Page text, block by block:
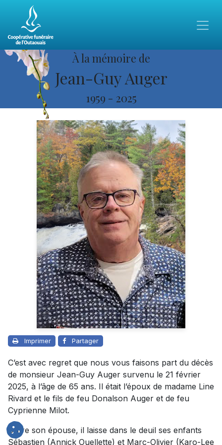
À la mémoire de
Jean-Guy Auger
1959 - 2025
Imprimer Partager
C’est avec regret que nous vous faisons part du décès
de monsieur Jean-Guy Auger survenu le 21 février
2025, à l’âge de 65 ans. Il était l’époux de madame Line
Rivard et le fils de feu Donalson Auger et de feu
Cyprienne Milot.
Outre son épouse, il laisse dans le deuil ses enfants
Sébastien (Annick Ouellette) et Marc-Olivier (Karo-Lee